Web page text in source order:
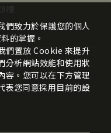
們致力於保護您的個人
的掌握。
們置放 Cookie 來提升
分析網站效能和使用狀
容。您可以在下方管理
表您同意採用目前的設